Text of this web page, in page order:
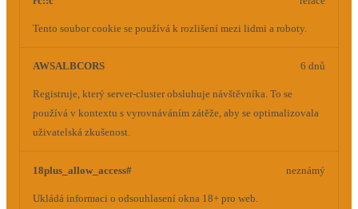
Tento soubor cookie se používá k rozlišení mezi lidmi a roboty.
AWSALBCORS
Registruje, který server-cluster obsluhuje návštěvníka. To se
používá v kontextu s vyrovnáváním zátěže, aby se optimalizovala
uživatelská zkušenost.
6 dnů
18plus_allow_access#
Ukládá informaci o odsouhlasení okna 18+ pro web.
neznámý